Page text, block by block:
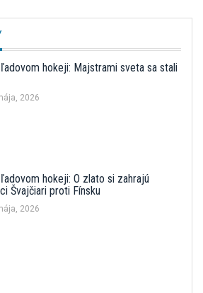
hokeji: Majstrami sveta sa stali
2026
hokeji: O zlato si zahrajú
Švajčiari proti Fínsku
2026